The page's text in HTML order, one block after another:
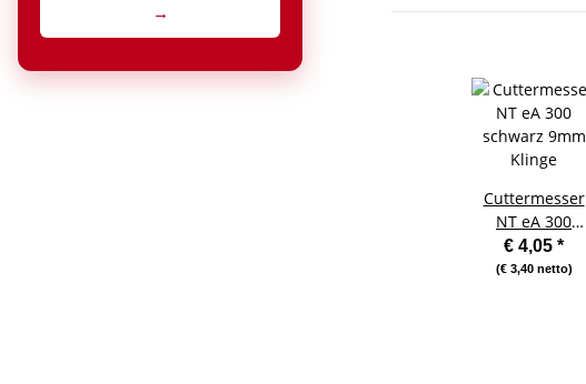
Cuttermesser
NT eA 300
schwarz 9mm
Klinge
€ 4,05 *
(€ 3,40 netto)
→